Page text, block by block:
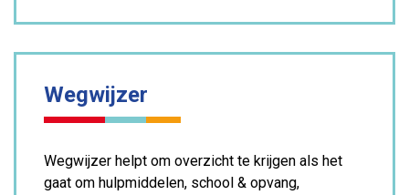
Wegwijzer
Wegwijzer helpt om overzicht te krijgen als het
gaat om hulpmiddelen, school & opvang,